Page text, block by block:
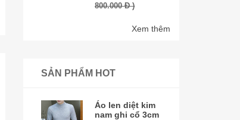
800.000 Đ )
Xem thêm
SẢN PHẨM HOT
Áo len diệt kim
nam ghi cổ 3cm